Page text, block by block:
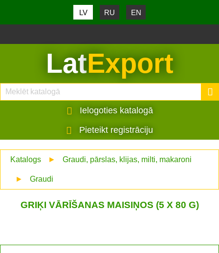
LV RU EN
LatExport
Ielogoties katalogā
Pieteikt registrāciju
Katalogs ► Graudi, pārslas, klijas, milti, makaroni
► Graudi
GRIĶI VĀRĪŠANAS MAISIŅOS (5 X 80 G)